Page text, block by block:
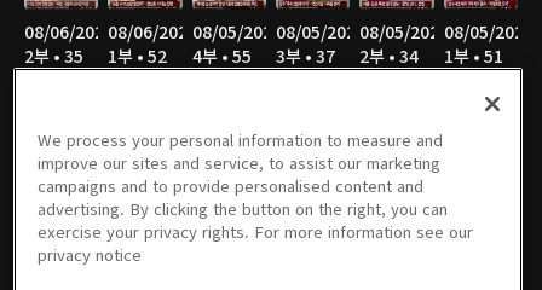
08/06/2026
2부 • 35
08/06/2026
1부 • 52
08/05/2026
4부 • 55
08/05/2026
3부 • 37
08/05/2026
2부 • 34
08/05/2026
1부 • 51
08/04/2026
4부 • 54
분
08/04/2026
3부 • 36
분
08/04/2026
2부 • 35
분
08/04/2026
1부 • 52
분
08/03/2026
4부 • 55
분
3부 • 34
분
We process your personal information to measure and
improve our sites and service, to assist our marketing
campaigns and to provide personalised content and
advertising. By clicking the button on the right, you can
exercise your privacy rights. For more information see our
privacy notice